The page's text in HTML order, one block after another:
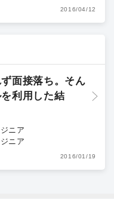
2016/04/12
面接落ち。そん
利用した結
ニア
ニア
2016/01/19